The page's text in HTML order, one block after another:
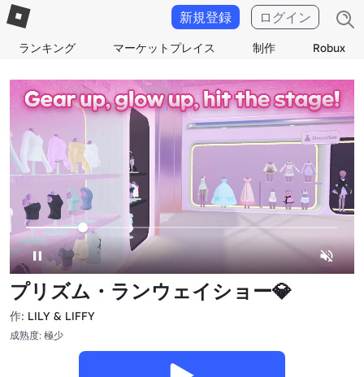
ランキング マーケットプレイス 制作 Robux
新規登録 ログイン
プリズム・ランウェイショー💎
作: LILY & LIFFY
成熟度: 極少